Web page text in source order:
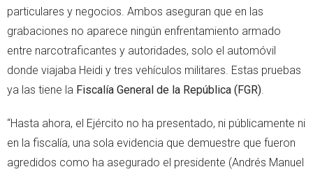
particulares y negocios. Ambos aseguran que en las
grabaciones no aparece ningún enfrentamiento armado
entre narcotraficantes y autoridades, solo el automóvil
donde viajaba Heidi y tres vehículos militares. Estas pruebas
ya las tiene la Fiscalía General de la República (FGR)
“Hasta ahora, el Ejército no ha presentado, ni públicamente ni
en la fiscalía, una sola evidencia que demuestre que fueron
agredidos como ha asegurado el presidente (Andrés Manuel